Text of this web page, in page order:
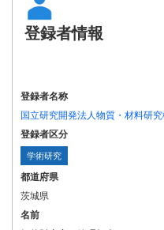
登録者情報
登録者名称
国立研究開発法人物質・材料研
登録者区分
学術研究
都道府県
茨城県
名前